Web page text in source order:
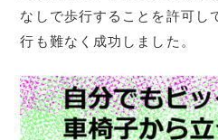
なしで歩行することを許可し
行も難なく成功しました。